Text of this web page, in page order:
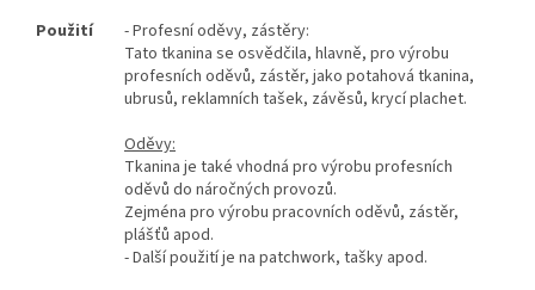
Použití
- Profesní oděvy, zástěry:
Tato tkanina se osvědčila, hlavně, pro výrobu
profesních oděvů, zástěr, jako potahová tkanina,
ubrusů, reklamních tašek, závěsů, krycí plachet.
Oděvy:
Tkanina je také vhodná pro výrobu profesních
oděvů do náročných provozů.
Zejména pro výrobu pracovních oděvů, zástěr,
plášťů apod.
- Další použití je na patchwork, tašky apod.